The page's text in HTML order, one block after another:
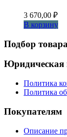
3 670,00 ₽
В корзину
Подбор товара
Юридическая
Политика
Политика
Покупателям
Описание